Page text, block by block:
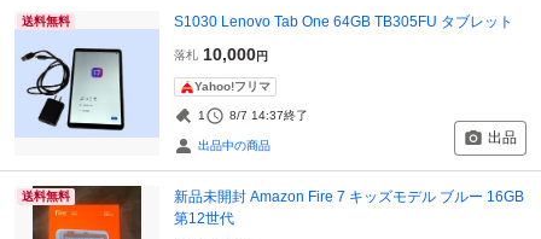
送料無料 S1030 Lenovo Tab One 64GB TB305FU タブレット
落札 10,000円
Yahoo!フリマ
1 8/7 14:37終了
出品中の商品 出品
送料無料
新品未開封 Amazon Fire 7 キッズモデル ブルー 16GB
第12世代